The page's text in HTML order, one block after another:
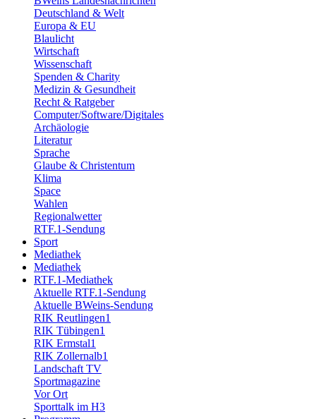
Deutschland & Welt
Europa & EU
Blaulicht
Wirtschaft
Wissenschaft
Spenden & Charity
Medizin & Gesundheit
Recht & Ratgeber
Computer/Software/Digitales
Archäologie
Literatur
Sprache
Glaube & Christentum
Klima
Space
Wahlen
Regionalwetter
RTF.1-Sendung
Sport
Mediathek
Mediathek
RTF.1-Mediathek
Aktuelle RTF.1-Sendung
Aktuelle BWeins-Sendung
RIK Reutlingen1
RIK Tübingen1
RIK Ermstal1
RIK Zollernalb1
Landschaft TV
Sportmagazine
Vor Ort
Sporttalk im H3